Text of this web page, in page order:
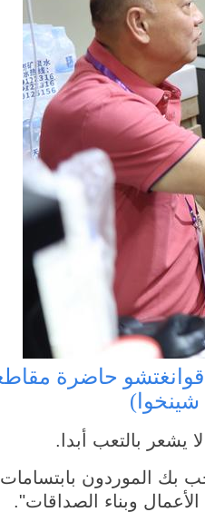
يشعر بالتعب أبدا.
بك الموردون بابتسامات
وبناء الصداقات".